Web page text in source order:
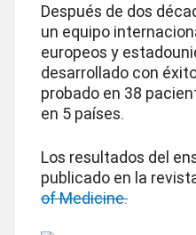
Después de dos
un equipo
europeos y
desarrollado con
probado en 38
en 5 países.
Los resultados del
publicado en la
of Medicine.